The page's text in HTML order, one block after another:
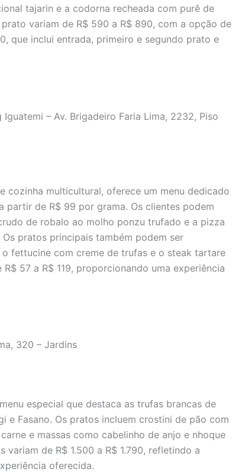
tajarin e a codorna recheada com purê de
variam de R$ 590 a R$ 890, com a opção de
que inclui entrada, primeiro e segundo prato e
Iguatemi – Av. Brigadeiro Faria Lima, 2232, Piso
cozinha multicultural, oferece um menu dedicado
partir de R$ 99 por grama. Os clientes podem
de robalo ao molho ponzu trufado e a pizza
pratos principais também podem ser
fettucine com creme de trufas e o steak tartare
57 a R$ 119, proporcionando uma experiência
320 – Jardins
especial que destaca as trufas brancas de
e Fasano. Os pratos incluem crostini de pão com
e massas como cabelinho de anjo e nhoque
variam de R$ 1.500 a R$ 1.790, refletindo a
oferecida.